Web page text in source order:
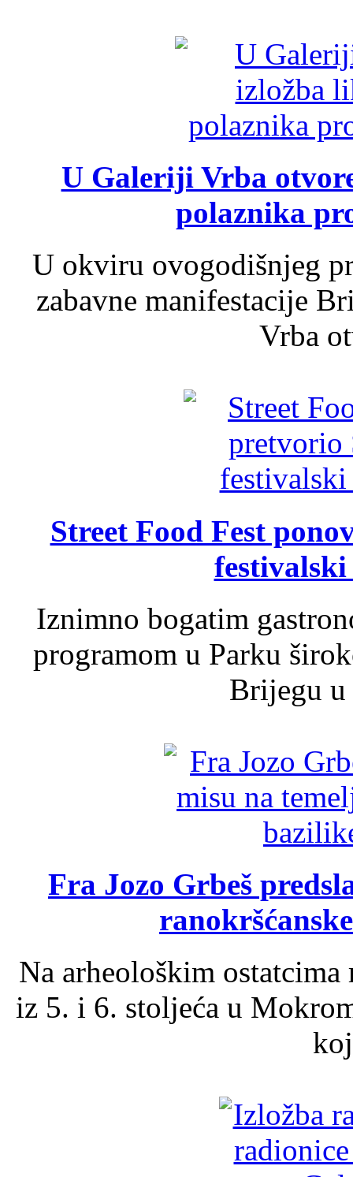
U Galeriji Vrba
polaznika
U okviru ovogodišnjeg
zabavne manifestacije
Vrba
Street Food Fest
Iznimno bogatim
programom u Parku
Brijegu u
Fra Jozo Grbeš
Na arheološkim
iz 5. i 6. stoljeća u